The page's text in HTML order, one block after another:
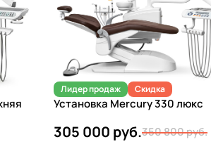
Лидер продаж Скидка
Установка Mercury 330 люкс
305 000 руб.350 800 руб.